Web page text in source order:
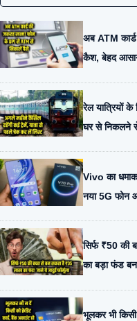
अब ATM
कैश, बेहद
रेल यात्रियों
घर से निकलने
Vivo का
नया 5G फोन
सिर्फ ₹50
का बड़ा फंड
भूलकर भी